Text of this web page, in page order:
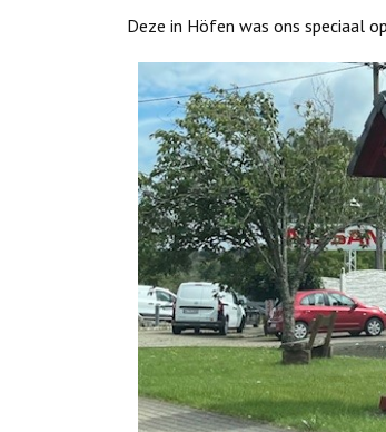
Deze in Höfen was ons speciaal